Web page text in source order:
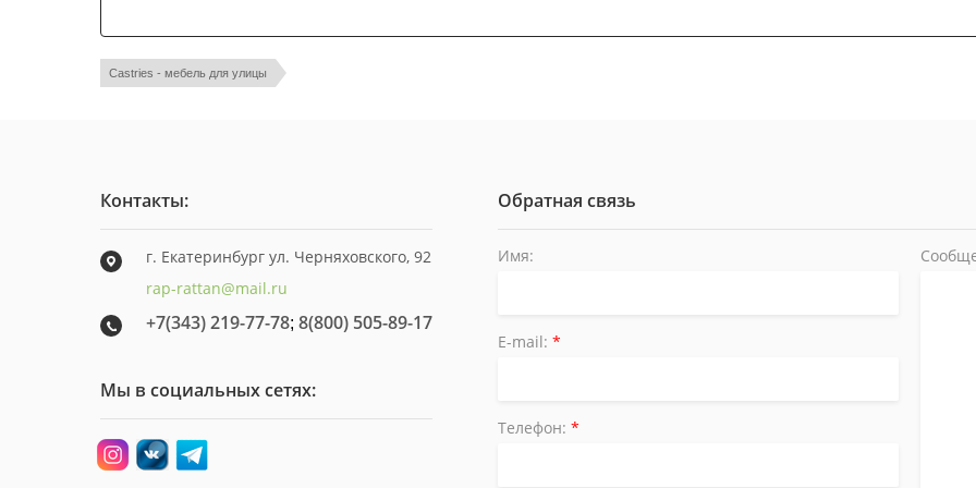
Castries - мебель для улицы
Контакты:
г. Екатеринбург ул. Черняховского, 92
rap-rattan@mail.ru
+7(343) 219-77-78; 8(800) 505-89-17
Мы в социальных сетях:
Обратная связь
Имя:
E-mail: *
Телефон: *